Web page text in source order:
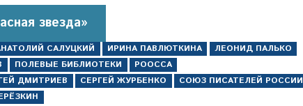
звезда»
САЛУЦКИЙ ИРИНА ПАВЛЮТКИНА
ЛЕОНИД ПАЛЬКО
ПОЛЕВЫЕ БИБЛИОТЕКИ
РООССА
ДМИТРИЕВ СЕРГЕЙ ЖУРБЕНКО
СОЮЗ ПИСАТЕЛЕЙ РОССИИ